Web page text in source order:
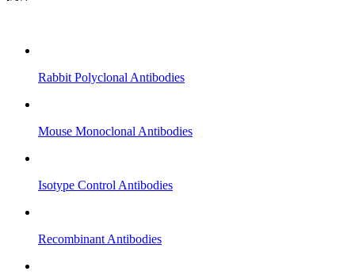
Rabbit Polyclonal Antibodies
Mouse Monoclonal Antibodies
Isotype Control Antibodies
Recombinant Antibodies